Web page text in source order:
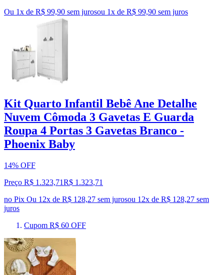
Ou 1x de R$ 99,90 sem jurosou 1x de R$ 99,90 sem juros
Kit Quarto Infantil Bebê Ane Detalhe
Nuvem Cômoda 3 Gavetas E Guarda
Roupa 4 Portas 3 Gavetas Branco -
Phoenix Baby
14% OFF
Preço R$ 1.323,71R$ 1.323,71
no Pix Ou 12x de R$ 128,27 sem jurosou 12x de R$ 128,27 sem
juros
Cupom R$ 60 OFF